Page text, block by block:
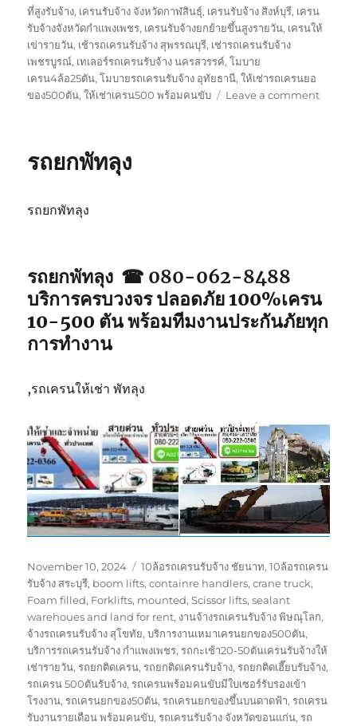
ที่สูงรับจ้าง, เครนรับจ้าง จังหวัดกาฬสินธุ์, เครนรับจ้าง สิงห์บุรี, เครน
รับจ้างจังหวัดกำแพงเพชร, เครนรับจ้างยกย้ายขึ้นสูงรายวัน, เครนให้
เข่ารายวัน, เช้ารถเครนรับจ้าง สุพรรณบุรี, เช่ารถเครนรับจ้าง
เพชรบูรณ์, เทเลอร์รถเครนรับจ้าง นครสวรรค์,โมบาย
เครน4ล้อ25ตัน,โมบายรถเครนรับจ้าง อุทัยธานี,ให้เช่ารถเครนยอ
ของ500ตัน,ให้เช่าเครน500 พร้อมคนขับ Leave a commenton
รถยกพัทลุง
รถยกพัทลุง
รถยกพัทลุง ☎ 080-062-8488
บริการครบวงจร ปลอดภัย 100%เครน
10-500 ตัน พร้อมทีมงานประกันภัยทุก
การทำงาน
,รถเครนให้เช่า พัทลุง
Posted
on
November 10, 2024 Tags
10ล้อรถเครนรับจ้าง ชัยนาท,10ล้อรถเครน
รับจ้าง สระบุรี, boom lifts,containre handlers,crane truck,
Foam filled, Forklifts, mounted,Scissor lifts,sealant
warehoues and land for rent, งานจ้างรถเครนรับจ้าง พิษณุโลก,
จ้างรถเครนรับจ้าง สุโขทัย,บริการงานเหมาเครนยกของ500ตัน,
บริการรถเครนรับจ้าง กำแพงเพชร,รถกะเช้า20-50ตันเครนรับจ้างให้
เช่ารายวัน,รถยกติดเครน,รถยกติดเครนรับจ้าง,รถยกติดเฮี๊ยบรับจ้าง,
รถเครน 500ตันรับจ้าง,รถเครนพร้อมคนขับมีใบเซอร์รับรองเข้า
โรงงาน,รถเครนยกของ50ตัน,รถเครนยกของขึ้นบนดาดฟ้า,รถเครน
รับงานรายเดือน พร้อมคนขับ,รถเครนรับจ้าง จังหวัดขอนแก่น,รถ